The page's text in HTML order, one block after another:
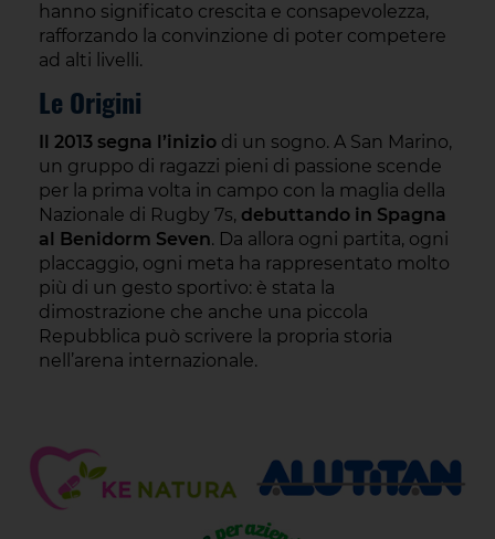
hanno significato crescita e consapevolezza,
rafforzando la convinzione di poter competere
ad alti livelli.
Le Origini
Il 2013 segna l’inizio di un sogno. A San Marino,
un gruppo di ragazzi pieni di passione scende
per la prima volta in campo con la maglia della
Nazionale di Rugby 7s, debuttando in Spagna
al Benidorm Seven. Da allora ogni partita, ogni
placcaggio, ogni meta ha rappresentato molto
più di un gesto sportivo: è stata la
dimostrazione che anche una piccola
Repubblica può scrivere la propria storia
nell’arena internazionale.